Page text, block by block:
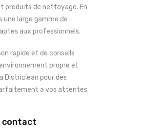
produits de nettoyage. En
une large gamme de
aux professionnels.
rapide et de conseils
propre et
Districlean pour des
a vos attentes.
contact